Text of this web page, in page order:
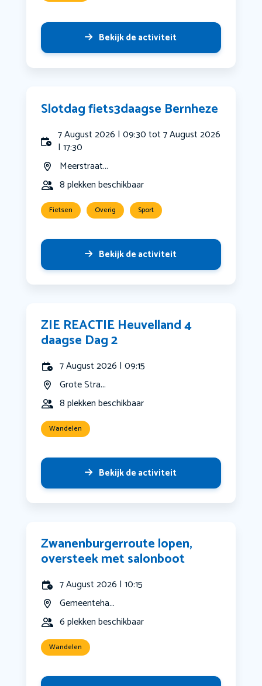
Bekijk de activiteit
Slotdag fiets3daagse Bernheze
7 August 2026 | 09:30 tot 7 August 2026
| 17:30
Meerstraat...
8 plekken beschikbaar
Fietsen Overig Sport
Bekijk de activiteit
ZIE REACTIE Heuvelland 4
daagse Dag 2
7 August 2026 | 09:15
Grote Stra...
8 plekken beschikbaar
Wandelen
Bekijk de activiteit
Zwanenburgerroute lopen,
oversteek met salonboot
7 August 2026 | 10:15
Gemeenteha...
6 plekken beschikbaar
Wandelen